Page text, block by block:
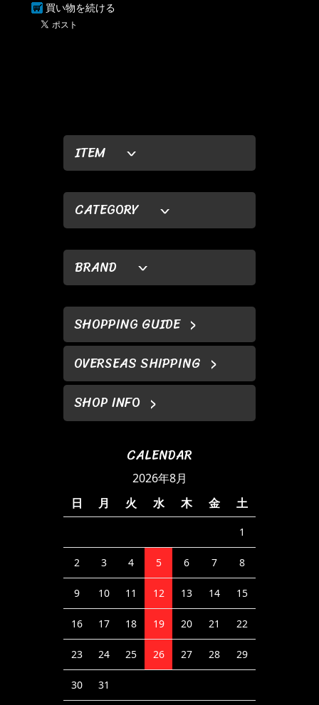
ITEM
CATEGORY
BRAND
SHOPPING GUIDE
OVERSEAS SHIPPING
SHOP INFO
CALENDAR
2026年8月
日
月 火 水 木 金 土
1
2 3 4 5 6 7 8
9 10 11 12 13 14 15
16 17 18 19 20 21 22
23 24 25 26 27 28 29
30 31
買い物を続ける